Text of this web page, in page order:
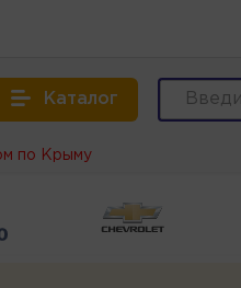
Каталог
по Крыму